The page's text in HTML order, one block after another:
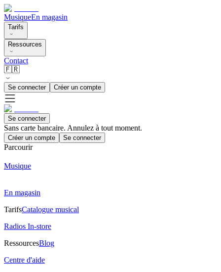
MusiqueEn magasin
Tarifs
Ressources
Contact
🇫🇷
Se connecter Créer un compte
Se connecter
Sans carte bancaire. Annulez à tout moment.
Créer un compte Se connecter
Parcourir
Musique
En magasin
TarifsCatalogue musical
Radios In-store
RessourcesBlog
Centre d'aide